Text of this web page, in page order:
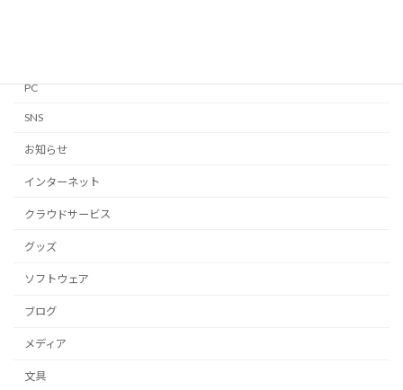
PC
SNS
お知らせ
インターネット
クラウドサービス
グッズ
ソフトウェア
ブログ
メディア
文具